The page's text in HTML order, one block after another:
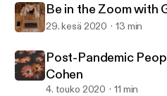
Be in the Zoom with
29. kesä 2020 13 min
Post-Pandemic
Cohen
4. touko 2020 11 min